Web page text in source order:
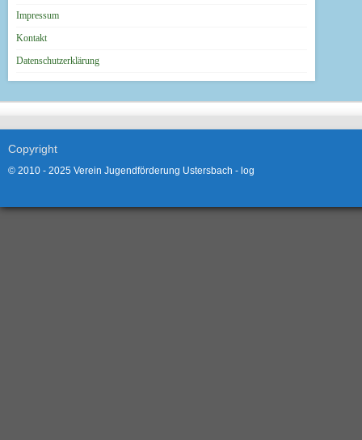
Impressum
Kontakt
Datenschutzerklärung
Copyright
© 2010 - 2025 Verein Jugendförderung Ustersbach - log